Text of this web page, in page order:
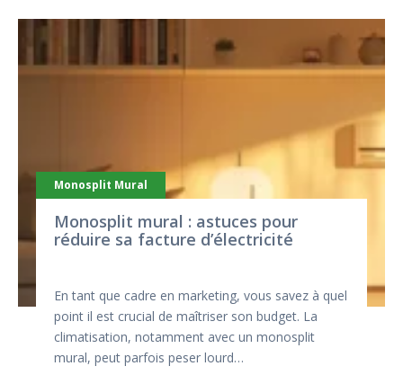
Monosplit Mural
Monosplit mural : astuces pour
réduire sa facture d’électricité
En tant que cadre en marketing, vous savez à quel
point il est crucial de maîtriser son budget. La
climatisation, notamment avec un monosplit
mural, peut parfois peser lourd…